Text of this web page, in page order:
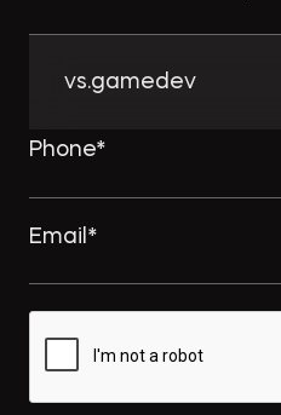
vs.gamedev